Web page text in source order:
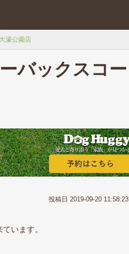
濠公園店
バックスコー
投稿日 2019-09-20 11:58:23
います。